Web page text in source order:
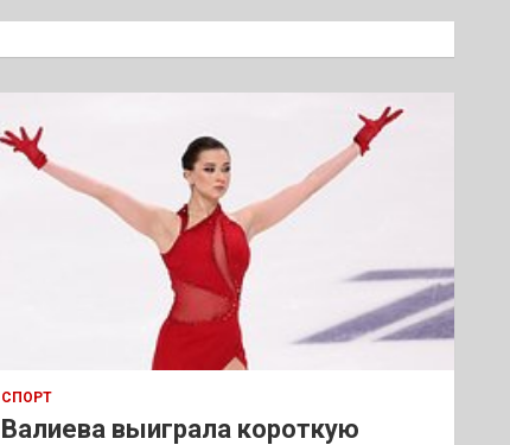
к
СПОРТ
Валиева выиграла короткую